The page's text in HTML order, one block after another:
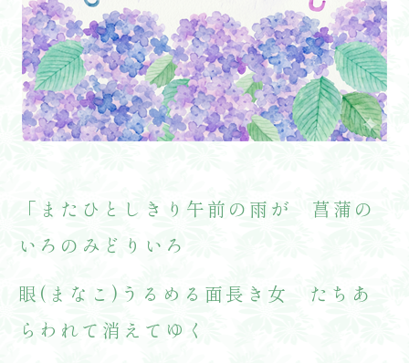
「 またひとしきり午前の雨が 菖蒲の
いろのみどりいろ
眼(まなこ)うるめる面長き女 たちあ
らわれて消えてゆく